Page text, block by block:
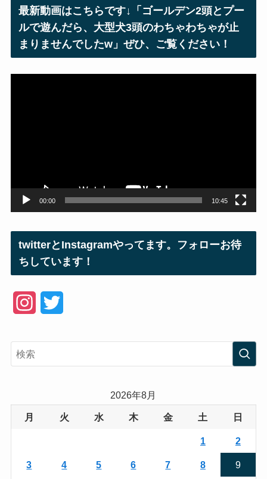
ス
最新動画はこちらです↓「ゴールデン2頭とプー
ルで遊んだら、大型犬3頭のわちゃわちゃが止
まりませんでしたw」ぜひ、ご覧ください！
00:00 10:45
twitterとInstagramやってます。フォローお待
ちしています！
e
2026年8月
月 火 水 木 金 土 日
1 2
3 4 5 6 7 8 9